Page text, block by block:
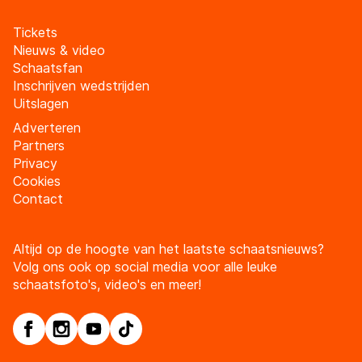
Tickets
Nieuws & video
Schaatsfan
Inschrijven wedstrijden
Uitslagen
Adverteren
Partners
Privacy
Cookies
Contact
Altijd op de hoogte van het laatste schaatsnieuws?
Volg ons ook op social media voor alle leuke
schaatsfoto's, video's en meer!